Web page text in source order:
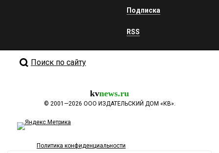
Подписка
RSS
Поиск по сайту
kvnews.ru
© 2001—2026 ООО ИЗДАТЕЛЬСКИЙ ДОМ «КВ».
Политика конфиденциальности